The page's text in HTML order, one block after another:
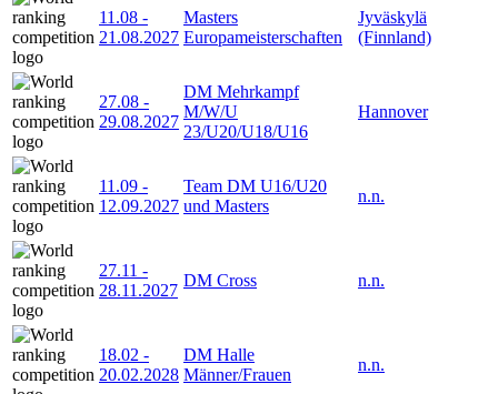
11.08 -
21.08.2027
Masters
Europameisterschaften
Jyväskylä
(Finnland)
27.08 -
29.08.2027
DM Mehrkampf
M/W/U
23/U20/U18/U16
Hannover
11.09 -
12.09.2027
Team DM U16/U20
und Masters
n.n.
27.11 -
28.11.2027
DM Cross n.n.
18.02 -
20.02.2028
DM Halle
Männer/Frauen
n.n.